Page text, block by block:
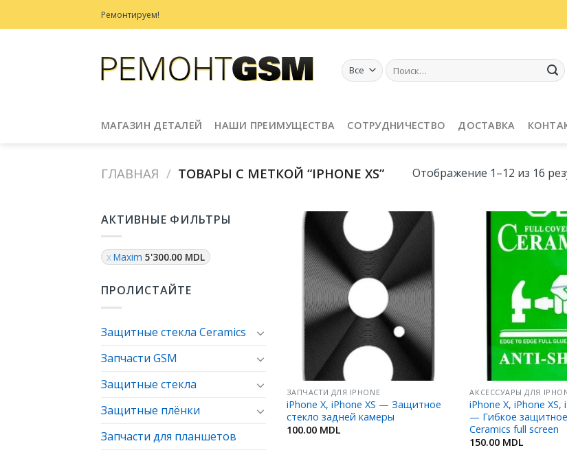
to
Ремонтируем!
Искать:
МАГАЗИН ДЕТАЛЕЙ НАШИ ПРЕИМУЩЕСТВА СОТРУДНИЧЕСТВО ДОСТАВКА
ГЛАВНАЯ / ТОВАРЫ С МЕТКОЙ “IPHONE XS” Отображение 1–12 из 16
АКТИВНЫЕ ФИЛЬТРЫ
Maxim 5'300.00 MDL
ПРОЛИСТАЙТЕ
Защитные стекла Ceramics
Запчасти GSM
Защитные стекла
Защитные плёнки
Запчасти для планшетов
Избранное
ЗАПЧАСТИ ДЛЯ IPHONE
iPhone X, iPhone XS — Защитное
стекло задней камеры
100.00 MDL
АКСЕССУАРЫ ДЛЯ
iPhone X, iPhone XS,
— Гибкое защитное
Ceramics full screen
150.00 MDL